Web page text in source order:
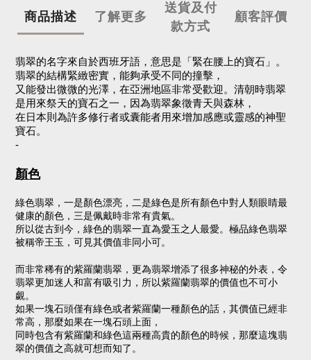
商品描述 了解更多
送貨及付
款方式
顧客評價
翡翠的名字來自於西班牙語，意思是「緊在腰上的寶石」。
翡翠的結構緊緻密實，能夠承受不同的撞擊，
又能發出微微的光澤，在亞洲地區非常受歡迎。清朝時翡翠
是用來祭天的寶石之一，因為翡翠象徵青天與森林，
在日本則為許多修行者或囊能者用來增加感應或靈感的神聖
寶石。
-
顏色
綠色翡翠，一是顏色漂亮，二是綠色是所有顏色中對人類眼睛最
健康的顏色，三是佩戴時非常有貴氣。
所以從古到今，綠色的翡翠一直為愛玉之人最愛。極品綠色翡翠
被稱帝王玉，可見其價值非同小可。
而非常稀有的紫羅蘭翡翠，更為翡翠增添了很多神秘的外表，令
翡翠更加迷人和富有吸引力，所以紫羅蘭翡翠的價值也不可小
覷。
如果一塊石頭僅有綠色或者紫羅蘭一種顏色的話，其價值已經非
常高，那麼如果在一塊石頭上面，
同時包含有紫羅蘭和綠色這兩種高貴的顏色的時候，那麼這塊翡
翠的價值之高就可想而知了。